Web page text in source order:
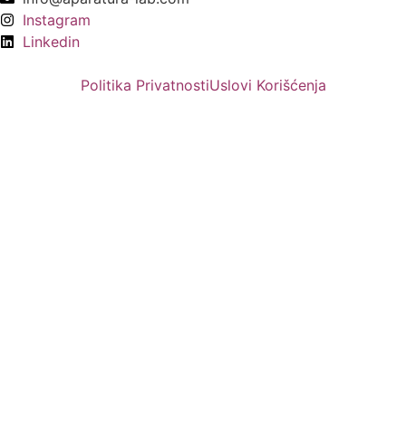
Instagram
Linkedin
Politika PrivatnostiUslovi Korišćenja